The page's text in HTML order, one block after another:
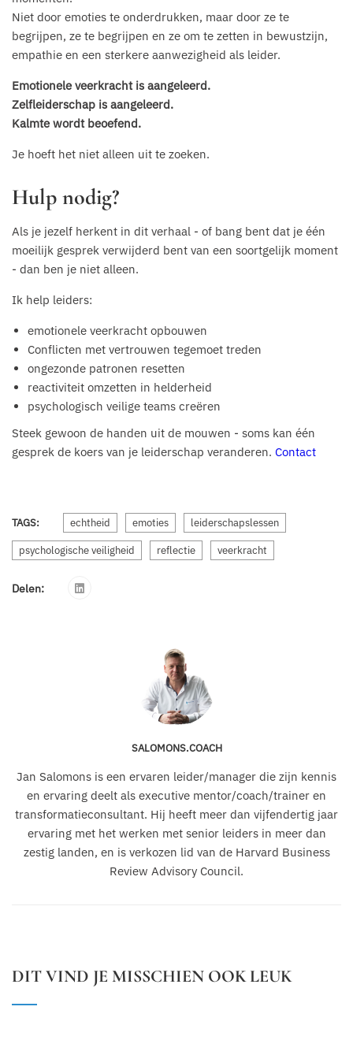
Niet door emoties te onderdrukken, maar door ze te
begrijpen, ze te begrijpen en ze om te zetten in bewustzijn,
empathie en een sterkere aanwezigheid als leider.
Emotionele veerkracht is aangeleerd.
Zelfleiderschap is aangeleerd.
Kalmte wordt beoefend.
Je hoeft het niet alleen uit te zoeken.
Hulp nodig?
Als je jezelf herkent in dit verhaal - of bang bent dat je één
moeilijk gesprek verwijderd bent van een soortgelijk moment
- dan ben je niet alleen.
Ik help leiders:
emotionele veerkracht opbouwen
Conflicten met vertrouwen tegemoet treden
ongezonde patronen resetten
reactiviteit omzetten in helderheid
psychologisch veilige teams creëren
Steek gewoon de handen uit de mouwen - soms kan één
gesprek de koers van je leiderschap veranderen. Contact
TAGS: echtheid emoties leiderschapslessen
psychologische veiligheid reflectie veerkracht
Delen:
SALOMONS.COACH
Jan Salomons is een ervaren leider/manager die zijn kennis
en ervaring deelt als executive mentor/coach/trainer en
transformatieconsultant. Hij heeft meer dan vijfendertig jaar
ervaring met het werken met senior leiders in meer dan
zestig landen, en is verkozen lid van de Harvard Business
Review Advisory Council.
DIT VIND JE MISSCHIEN OOK LEUK